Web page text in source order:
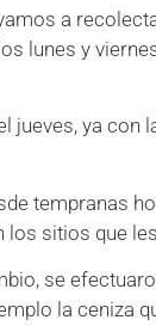
a
lunes y
jueves, ya
tempranas
sitios que
se
la ceniza